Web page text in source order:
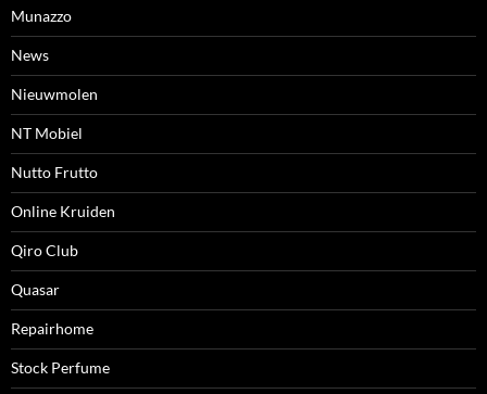
Munazzo
News
Nieuwmolen
NT Mobiel
Nutto Frutto
Online Kruiden
Qiro Club
Quasar
Repairhome
Stock Perfume